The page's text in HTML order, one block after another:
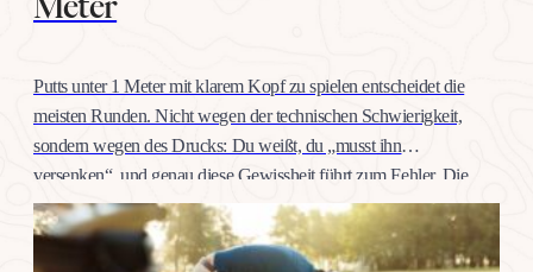
Putts unter 1 Meter mit klarem Kopf zu spielen entscheidet die
meisten Runden. Nicht wegen der technischen Schwierigkeit,
sondern wegen des Drucks: Du weißt, du „musst ihn
versenken“, und genau diese Gewissheit führt zum Fehler. Die
gute Nachricht: Selbstvertrauen auf dieser Distanz trainiert man
wie jeden anderen Schlag, mit konkreten Übungen, nicht mit
Willenskraft. Warum…